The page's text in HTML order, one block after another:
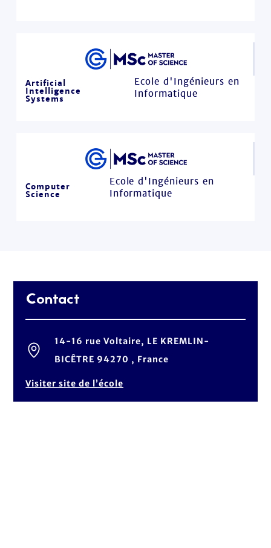
Artificial
Intelligence
Systems
Ecole d'Ingénieurs en
Informatique
Computer
Science
Ecole d'Ingénieurs en
Informatique
Contact
14-16 rue Voltaire, LE KREMLIN-
BICÊTRE 94270 , France
Visiter site de l’école